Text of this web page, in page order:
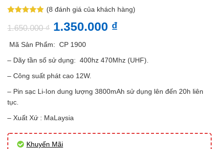
dựa trên
(8 đánh giá của khách hàng)
1.650.000₫ 1.350.000 ₫
Mã Sản Phẩm: CP 1900
– Dãy tần số sử dụng: 400hz 470Mhz (UHF).
– Công suất phát cao 12W.
– Pin sạc Li-Ion dung lượng 3800mAh sử dụng lên đến 20h liên
tục.
– Xuất Xứ : MaLaysia
Khuyến Mãi